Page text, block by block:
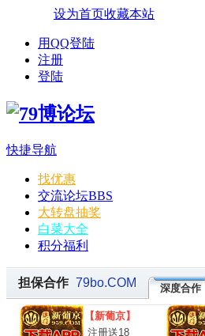
设为首页收藏本站
用QQ登陆
注册
登陆
快捷导航
找优惠
交流论坛BBS
大转盘抽奖
白菜大全
积分福利